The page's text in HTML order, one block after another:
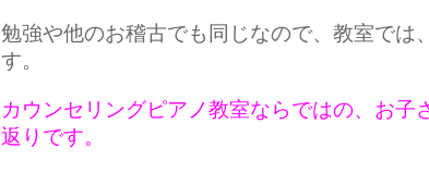
勉強や他のお稽古でも同じなので、教室では
す。
カウンセリングピアノ教室ならではの、お子
返りです。